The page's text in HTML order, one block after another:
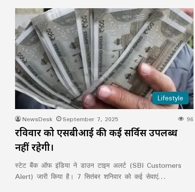
Lifestyle
NewsDesk September 7, 2025 96
रविवार को एसबीआई की कई सर्विस उपलब्ध
नहीं रहेगी।
स्टेट बैंक ऑफ इंडिया ने डाउन टाइम अलर्ट (SBI Customers
Alert) जारी किया है। 7 सितंबर शनिवार को कई सेवाएं…